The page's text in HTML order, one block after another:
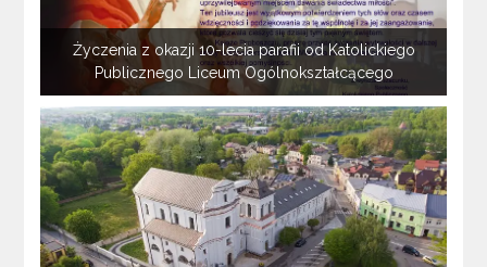
Życzenia z okazji 10-lecia parafii od Katolickiego
Publicznego Liceum Ogólnokształcącego